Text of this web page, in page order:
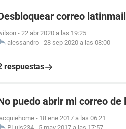
correo latinmail
- 22 abr 2020 a las 19:25
alessandro - 28 sep 2020 a las 08:00
respuestas
puedo abrir mi correo de
- 18 ene 2017 a las 06:21